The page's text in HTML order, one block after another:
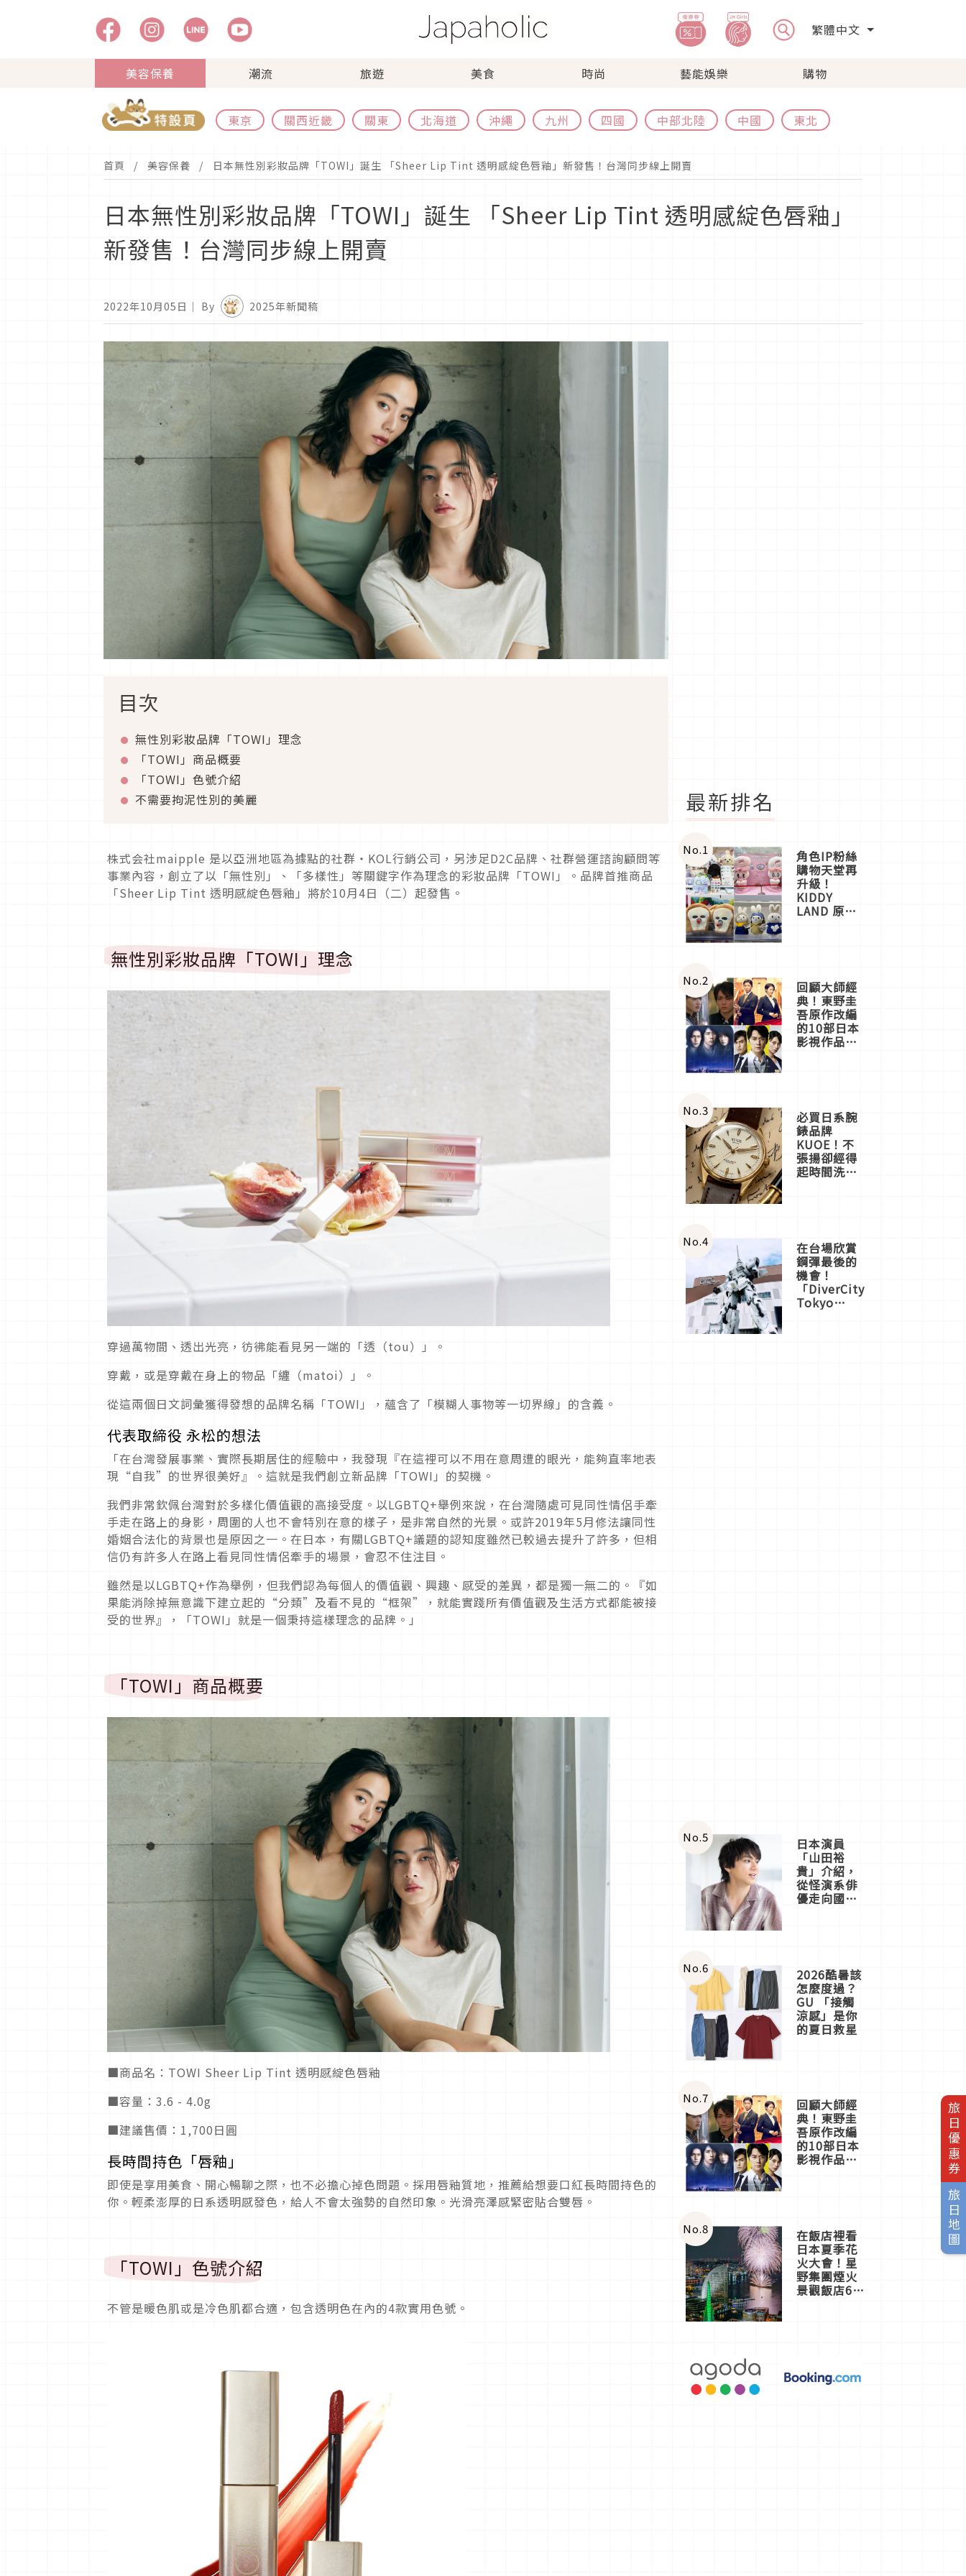
繁體中文
美容保養 潮流 旅遊 美食 時尚 藝能娛樂 購物
東京 關西近畿 關東 北海道 沖繩 九州 四國 中部北陸 中國 東北
旅日優惠券
旅日地圖
首頁 美容保養 日本無性別彩妝品牌「TOWI」誕生 「Sheer Lip Tint 透明感綻色唇釉」新發售！台灣同步線上開賣
日本無性別彩妝品牌「TOWI」誕生 「Sheer Lip Tint 透明感綻色唇釉」
新發售！台灣同步線上開賣
2022年10月05日 ｜ By 2025年新聞稿
目次
無性別彩妝品牌「TOWI」理念
「TOWI」商品概要
「TOWI」色號介紹
不需要拘泥性別的美麗
株式会社maipple 是以亞洲地區為據點的社群・KOL行銷公司，另涉足D2C品牌、社群營運諮詢顧問等
事業內容，創立了以「無性別」、「多樣性」等關鍵字作為理念的彩妝品牌「TOWI」。品牌首推商品
「Sheer Lip Tint 透明感綻色唇釉」將於10月4日（二）起發售。
無性別彩妝品牌「TOWI」理念
穿過萬物間、透出光亮，彷彿能看見另一端的「透（tou）」。
穿戴，或是穿戴在身上的物品「纏（matoi）」。
從這兩個日文詞彙獲得發想的品牌名稱「TOWI」，蘊含了「模糊人事物等一切界線」的含義。
代表取締役 永松的想法
「在台灣發展事業、實際長期居住的經驗中，我發現『在這裡可以不用在意周遭的眼光，能夠直率地表
現“自我”的世界很美好』。這就是我們創立新品牌「TOWI」的契機。
我們非常欽佩台灣對於多樣化價值觀的高接受度。以LGBTQ+舉例來說，在台灣隨處可見同性情侶手牽
手走在路上的身影，周圍的人也不會特別在意的樣子，是非常自然的光景。或許2019年5月修法讓同性
婚姻合法化的背景也是原因之一。在日本，有關LGBTQ+議題的認知度雖然已較過去提升了許多，但相
信仍有許多人在路上看見同性情侶牽手的場景，會忍不住注目。
雖然是以LGBTQ+作為舉例，但我們認為每個人的價值觀、興趣、感受的差異，都是獨一無二的。『如
果能消除掉無意識下建立起的“分類”及看不見的“框架”，就能實踐所有價值觀及生活方式都能被接
受的世界』，「TOWI」就是一個秉持這樣理念的品牌。」
「TOWI」商品概要
■商品名：TOWI Sheer Lip Tint 透明感綻色唇釉
■容量：3.6 - 4.0g
■建議售價：1,700日圓
長時間持色「唇釉」
即使是享用美食、開心暢聊之際，也不必擔心掉色問題。採用唇釉質地，推薦給想要口紅長時間持色的
你。輕柔澎厚的日系透明感發色，給人不會太強勢的自然印象。光滑亮澤感緊密貼合雙唇。
「TOWI」色號介紹
不管是暖色肌或是冷色肌都合適，包含透明色在內的4款實用色號。
最新排名
No.1 角色IP粉絲
購物天堂再
升級！
KIDDY
LAND 原宿
店3分即達
No.2 回顧大師經
典！東野圭
吾原作改編
的10部日本
影視作品推
No.3 必買日系腕
錶品牌
KUOE！不
張揚卻經得
起時間洗鍊
No.4 在台場欣賞
鋼彈最後的
機會！
「DiverCity
Tokyo
No.5 日本演員
「山田裕
貴」介紹，
從怪演系俳
優走向國民
No.6 2026酷暑該
怎麼度過？
GU 「接觸
涼感」是你
的夏日救星
No.7 回顧大師經
典！東野圭
吾原作改編
的10部日本
影視作品推
No.8 在飯店裡看
日本夏季花
火大會！星
野集團煙火
景觀飯店6